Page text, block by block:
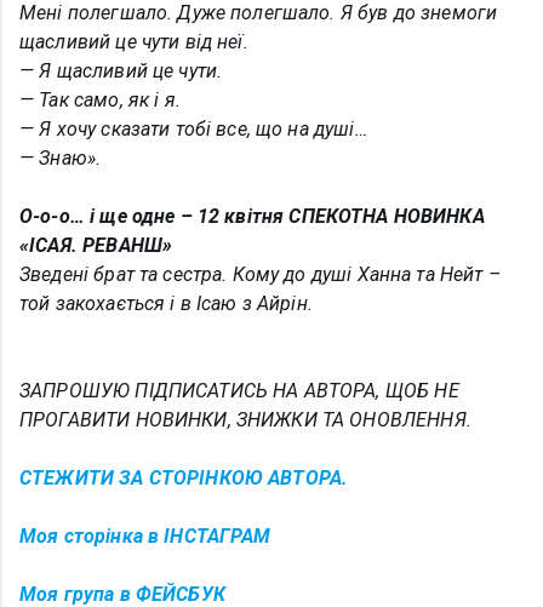
Мені полегшало. Дуже полегшало. Я був до знемоги
щасливий це чути від неї.
— Я щасливий це чути.
— Так само, як і я.
— Я хочу сказати тобі все, що на душі…
— Знаю».
О-о-о… і ще одне – 12 квітня СПЕКОТНА НОВИНКА
«ІСАЯ. РЕВАНШ»
Зведені брат та сестра. Кому до душі Ханна та Нейт –
той закохається і в Ісаю з Айрін.
ЗАПРОШУЮ ПІДПИСАТИСЬ НА АВТОРА, ЩОБ НЕ
ПРОГАВИТИ НОВИНКИ, ЗНИЖКИ ТА ОНОВЛЕННЯ.
СТЕЖИТИ ЗА СТОРІНКОЮ АВТОРА.
Моя сторінка вІНСТАГРАМ
Моя група в ФЕЙСБУК